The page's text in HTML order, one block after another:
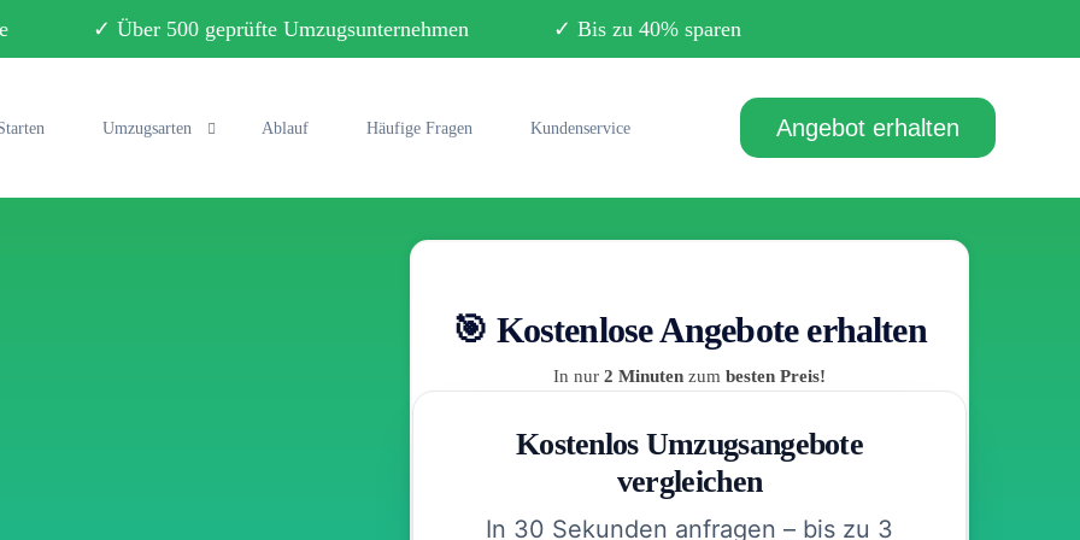
✓ Über 500 geprüfte Umzugsunternehmen ✓ Bis zu 40% sparen
Umzugsarten Ablauf Häufige Fragen Kundenservice Angebot erhalten
🎯 Kostenlose Angebote erhalten
In nur 2 Minuten zum besten Preis!
Kostenlos Umzugsangebote
vergleichen
In 30 Sekunden anfragen – bis zu 3